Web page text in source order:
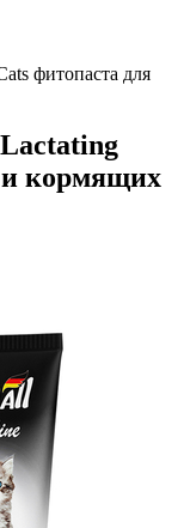
фитопаста для
и кормящих